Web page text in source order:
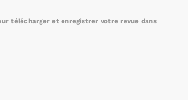
télécharger et enregistrer votre revue dans